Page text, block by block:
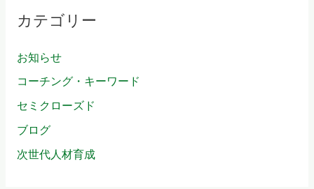
カテゴリー
お知らせ
コーチング・キーワード
セミクローズド
ブログ
次世代人材育成